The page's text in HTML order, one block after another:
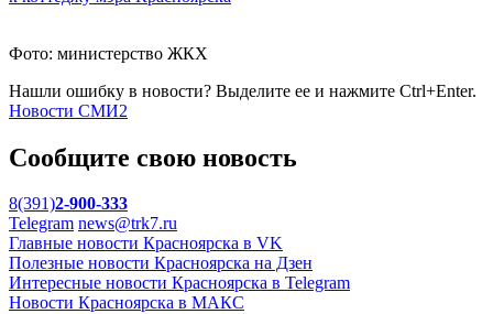
Фото: министерство ЖКХ
Нашли ошибку в новости? Выделите ее и нажмите Ctrl+Enter.
Новости СМИ2
Сообщите свою новость
8(391)2-900-333
Telegram news@trk7.ru
Главные новости Красноярска в VK
Полезные новости Красноярска на Дзен
Интересные новости Красноярска в Telegram
Новости Красноярска в МАКС